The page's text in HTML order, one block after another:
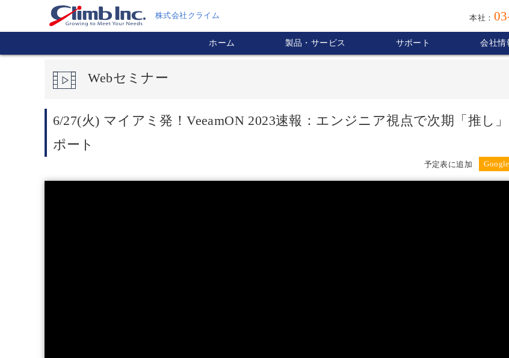
株式会社クライム 本社：
ホーム 製品・サービス サポート 会社情
Webセミナー
6/27(火) マイアミ発！VeeamON 2023速報：エンジニア視点で次期「推し
ポート
予定表に追加